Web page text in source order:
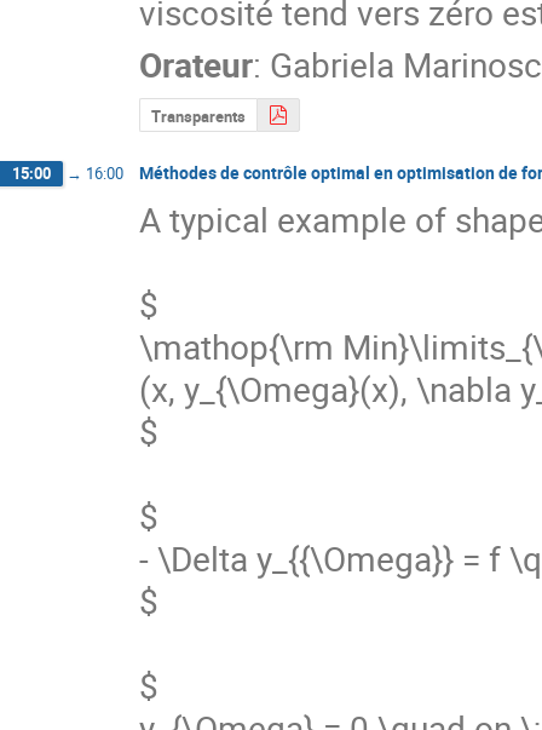
viscosité tend vers zéro
Orateur: Gabriela
Transparents
15:00 → 16:00 Méthodes de contrôle optimal en optimisation de
A typical example of
$
\mathop{\rm
(x, y_{\Omega}(x), \nabla
$
$
- \Delta y_{{\Omega}} = f
$
$